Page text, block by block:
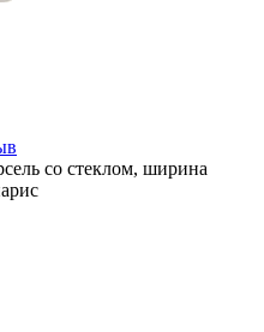
со стеклом, ширина